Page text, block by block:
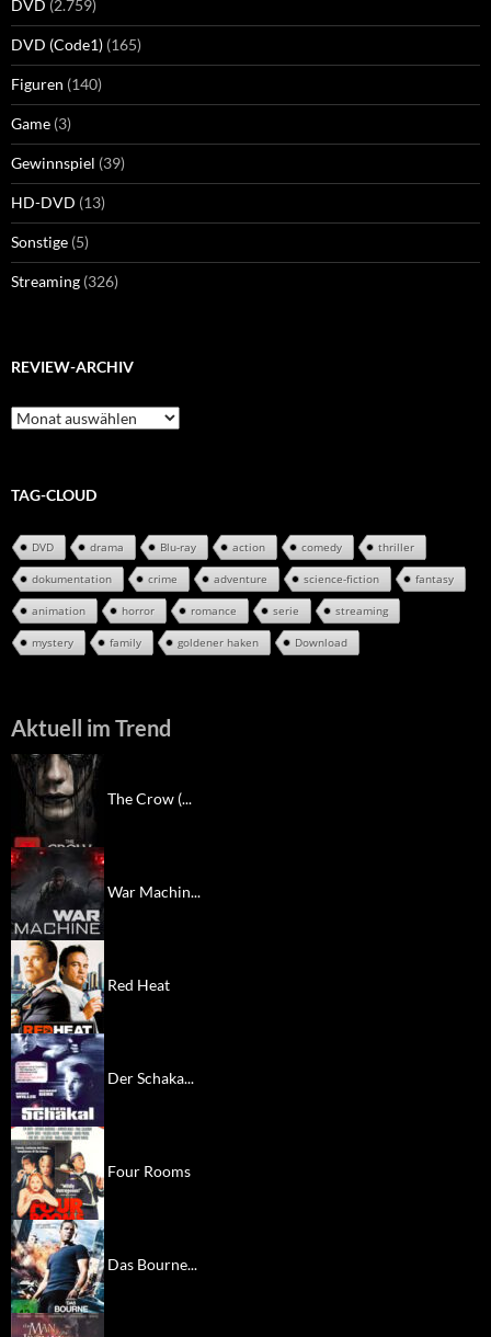
DVD (2.759)
DVD (Code1) (165)
Figuren (140)
Game (3)
Gewinnspiel (39)
HD-DVD (13)
Sonstige (5)
Streaming (326)
REVIEW-ARCHIV
Review-
Archiv
TAG-CLOUD
DVD drama Blu-ray action comedy thriller
dokumentation crime adventure science-fiction fantasy
animation horror romance serie streaming
mystery family goldener haken Download
Aktuell im Trend
The Crow (...
War Machin...
Red Heat
Der Schaka...
Four Rooms
Das Bourne...